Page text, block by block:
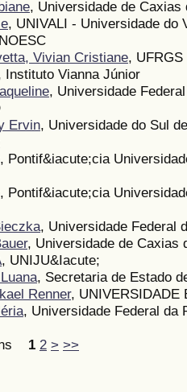
, Universidade de Caxias
, UNIVALI - Universidade do
Vivian Cristiane, UFRGS
Instituto Vianna Júnior
, Universidade
Ervin, Universidade do Sul
, Pontif&iacute;cia
, Pontif&iacute;cia
, Universidade Federal
, Universidade de Caxias
, UNIJU&Iacute;
, Secretaria de Estado
Renner, UNIVERSIDADE
, Universidade Federal da
1 2 > >>